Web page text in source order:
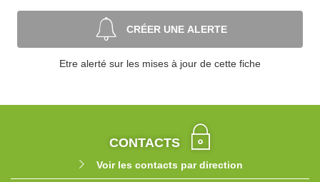
CRÉER UNE ALERTE
Etre alerté sur les mises à jour de cette fiche
CONTACTS
Voir les contacts par direction